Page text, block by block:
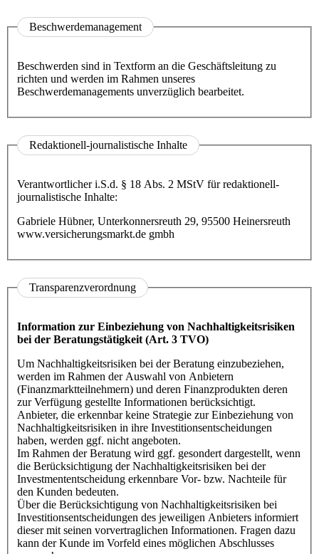
Beschwerdemanagement
Beschwerden sind in Textform an die Geschäftsleitung zu
richten und werden im Rahmen unseres
Beschwerdemanagements unverzüglich bearbeitet.
Redaktionell-journalistische Inhalte
Verantwortlicher i.S.d. § 18 Abs. 2 MStV für redaktionell-
journalistische Inhalte:
Gabriele Hübner, Unterkonnersreuth 29, 95500 Heinersreuth
www.versicherungsmarkt.de gmbh
Transparenzverordnung
Information zur Einbeziehung von Nachhaltigkeitsrisiken
bei der Beratungstätigkeit (Art. 3 TVO)
Um Nachhaltigkeitsrisiken bei der Beratung einzubeziehen,
werden im Rahmen der Auswahl von Anbietern
(Finanzmarktteilnehmern) und deren Finanzprodukten deren
zur Verfügung gestellte Informationen berücksichtigt.
Anbieter, die erkennbar keine Strategie zur Einbeziehung von
Nachhaltigkeitsrisiken in ihre Investitionsentscheidungen
haben, werden ggf. nicht angeboten.
Im Rahmen der Beratung wird ggf. gesondert dargestellt, wenn
die Berücksichtigung der Nachhaltigkeitsrisiken bei der
Investmententscheidung erkennbare Vor- bzw. Nachteile für
den Kunden bedeuten.
Über die Berücksichtigung von Nachhaltigkeitsrisiken bei
Investitionsentscheidungen des jeweiligen Anbieters informiert
dieser mit seinen vorvertraglichen Informationen. Fragen dazu
kann der Kunde im Vorfeld eines möglichen Abschlusses